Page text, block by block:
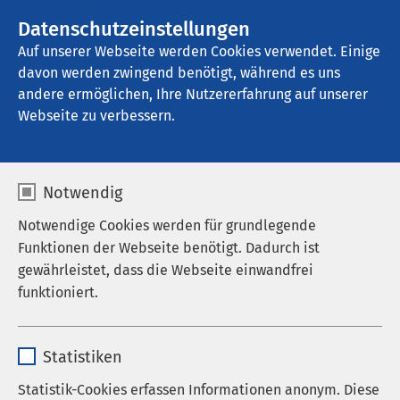
Datenschutzeinstellungen
Auf unserer Webseite werden Cookies verwendet. Einige
davon werden zwingend benötigt, während es uns
andere ermöglichen, Ihre Nutzererfahrung auf unserer
Webseite zu verbessern.
Notwendig
Notwendige Cookies werden für grundlegende
Funktionen der Webseite benötigt. Dadurch ist
gewährleistet, dass die Webseite einwandfrei
funktioniert.
Anbieter sgalinski
Statistiken
Statistik-Cookies erfassen Informationen anonym. Diese
AMEOS Pflege Heiligenhafen